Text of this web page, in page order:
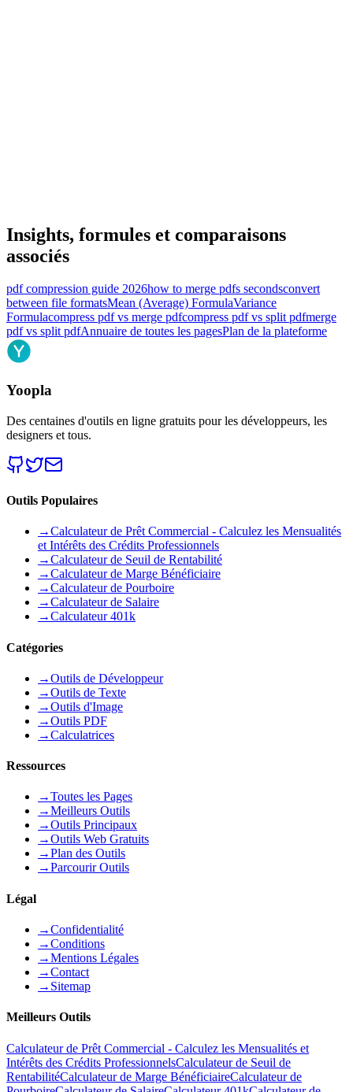
Insights, formules et comparaisons
associés
pdf compression guide 2026how to merge pdfs secondsconvert
between file formatsMean (Average) FormulaVariance
Formulacompress pdf vs merge pdfcompress pdf vs split pdfmerge
pdf vs split pdfAnnuaire de toutes les pagesPlan de la plateforme
Yoopla
Des centaines d'outils en ligne gratuits pour les développeurs, les
designers et tous.
Outils Populaires
→Calculateur de Prêt Commercial - Calculez les Mensualités
et Intérêts des Crédits Professionnels
→Calculateur de Seuil de Rentabilité
→Calculateur de Marge Bénéficiaire
→Calculateur de Pourboire
→Calculateur de Salaire
→Calculateur 401k
Catégories
→Outils de Développeur
→Outils de Texte
→Outils d'Image
→Outils PDF
→Calculatrices
Ressources
→Toutes les Pages
→Meilleurs Outils
→Outils Principaux
→Outils Web Gratuits
→Plan des Outils
→Parcourir Outils
Légal
→Confidentialité
→Conditions
→Mentions Légales
→Contact
→ Sitemap
Meilleurs Outils
Calculateur de Prêt Commercial - Calculez les Mensualités et
Intérêts des Crédits ProfessionnelsCalculateur de Seuil de
RentabilitéCalculateur de Marge BénéficiaireCalculateur de